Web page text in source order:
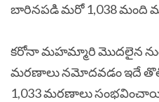
బారినపడి మరో 1,038 మంది
కరోనా మహమ్మారి మొదలైన
మరణాలు నమోదవడం ఇదే
1,033 మరణాలు సంభవించాయి.